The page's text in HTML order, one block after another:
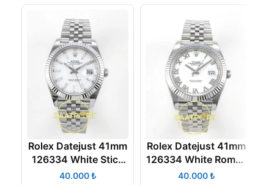
Rolex Datejust 41mm
126334 White Stick
Dial Jubilee VSF V3
₺
Rolex Datejust 41mm
126334 White Roman
Dial Jubilee VSF V3
₺